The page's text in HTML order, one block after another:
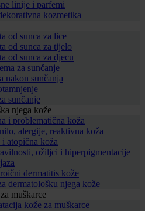
linije i parfemi
kozmetika
od sunca za lice
od sunca za tijelo
od sunca za djecu
za sunčanje
nakon sunčanja
sunčanje
njega kože
i problematična koža
alergije, reaktivna koža
i atopična koža
ožiljci i hiperpigmentacije
dermatitis kože
dermatološku njega kože
muškarce
kože za muškarce